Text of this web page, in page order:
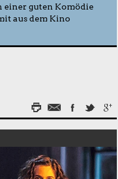
einer guten Komödie
aus dem Kino